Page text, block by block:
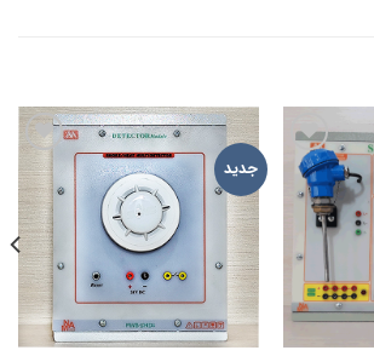
ADD TO
WISHLIST
جدید ADD TO
WISHLIST